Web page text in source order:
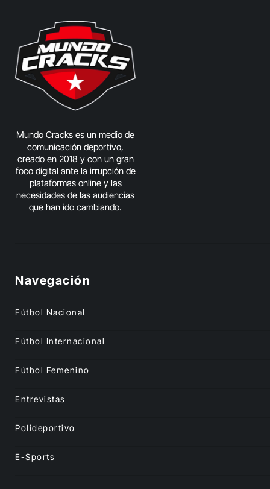
Mundo Cracks es un medio de
comunicación deportivo,
creado en 2018 y con un gran
foco digital ante la irrupción de
plataformas online y las
necesidades de las audiencias
que han ido cambiando.
Navegación
Fútbol Nacional
Fútbol Internacional
Fútbol Femenino
Entrevistas
Polideportivo
E-Sports